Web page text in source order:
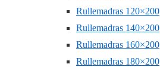
Rullemadras 120×200
Rullemadras 140×200
Rullemadras 160×200
Rullemadras 180×200